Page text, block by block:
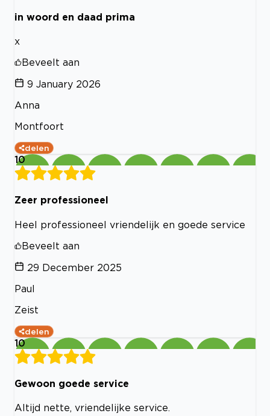
in woord en daad prima
x
Beveelt aan
9 January 2026
Anna
Montfoort
delen
10
Zeer professioneel
Heel professioneel vriendelijk en goede service
Beveelt aan
29 December 2025
Paul
Zeist
delen
10
Gewoon goede service
Altijd nette, vriendelijke service.